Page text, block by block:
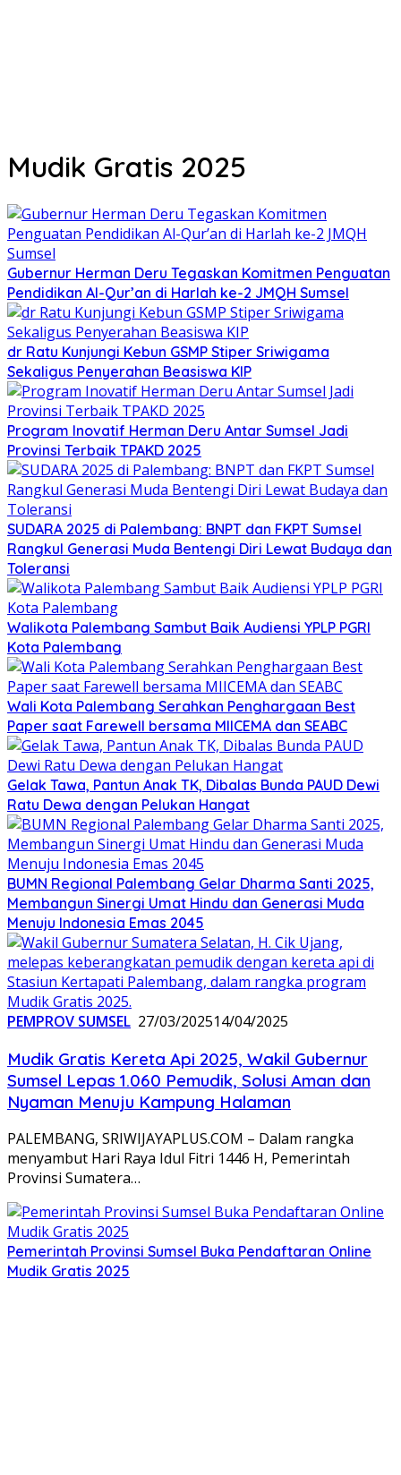
Mudik Gratis 2025
Gubernur Herman Deru Tegaskan Komitmen Penguatan
Pendidikan Al-Qur’an di Harlah ke-2 JMQH Sumsel
dr Ratu Kunjungi Kebun GSMP Stiper Sriwigama
Sekaligus Penyerahan Beasiswa KIP
Program Inovatif Herman Deru Antar Sumsel Jadi
Provinsi Terbaik TPAKD 2025
SUDARA 2025 di Palembang: BNPT dan FKPT Sumsel
Rangkul Generasi Muda Bentengi Diri Lewat Budaya dan
Toleransi
Walikota Palembang Sambut Baik Audiensi YPLP PGRI
Kota Palembang
Wali Kota Palembang Serahkan Penghargaan Best
Paper saat Farewell bersama MIICEMA dan SEABC
Gelak Tawa, Pantun Anak TK, Dibalas Bunda PAUD Dewi
Ratu Dewa dengan Pelukan Hangat
BUMN Regional Palembang Gelar Dharma Santi 2025,
Membangun Sinergi Umat Hindu dan Generasi Muda
Menuju Indonesia Emas 2045
PEMPROV SUMSEL 27/03/202514/04/2025
Mudik Gratis Kereta Api 2025, Wakil Gubernur
Sumsel Lepas 1.060 Pemudik, Solusi Aman dan
Nyaman Menuju Kampung Halaman
PALEMBANG, SRIWIJAYAPLUS.COM – Dalam rangka
menyambut Hari Raya Idul Fitri 1446 H, Pemerintah
Provinsi Sumatera…
Pemerintah Provinsi Sumsel Buka Pendaftaran Online
Mudik Gratis 2025